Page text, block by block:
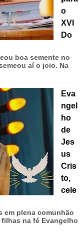
o
XVI
Do
boa semente no
aí o joio. Na
Eva
ngel
ho
de
Jes
us
Cris
to,
cele
em plena comunhão
na fé Evangelho